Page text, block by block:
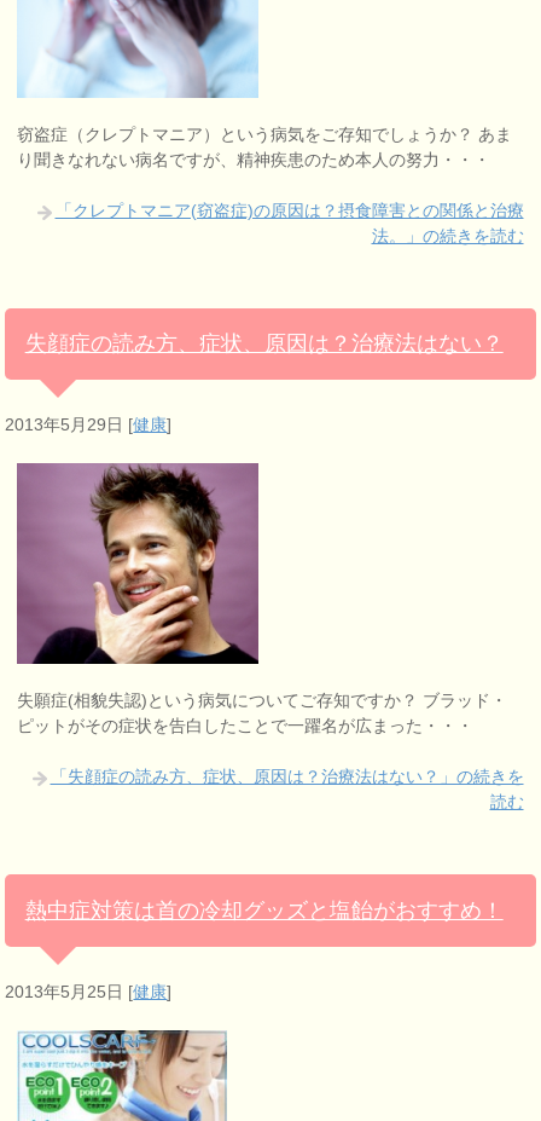
窃盗症（クレプトマニア）という病気をご存知でしょうか？ あま
り聞きなれない病名ですが、精神疾患のため本人の努力・・・
「クレプトマニア(窃盗症)の原因は？摂食障害との関係と治療
法。」の続きを読む
失顔症の読み方、症状、原因は？治療法はない？
2013年5月29日 [健康]
失願症(相貌失認)という病気についてご存知ですか？ ブラッド・
ピットがその症状を告白したことで一躍名が広まった・・・
「失顔症の読み方、症状、原因は？治療法はない？」の続きを
読む
熱中症対策は首の冷却グッズと塩飴がおすすめ！
2013年5月25日 [健康]